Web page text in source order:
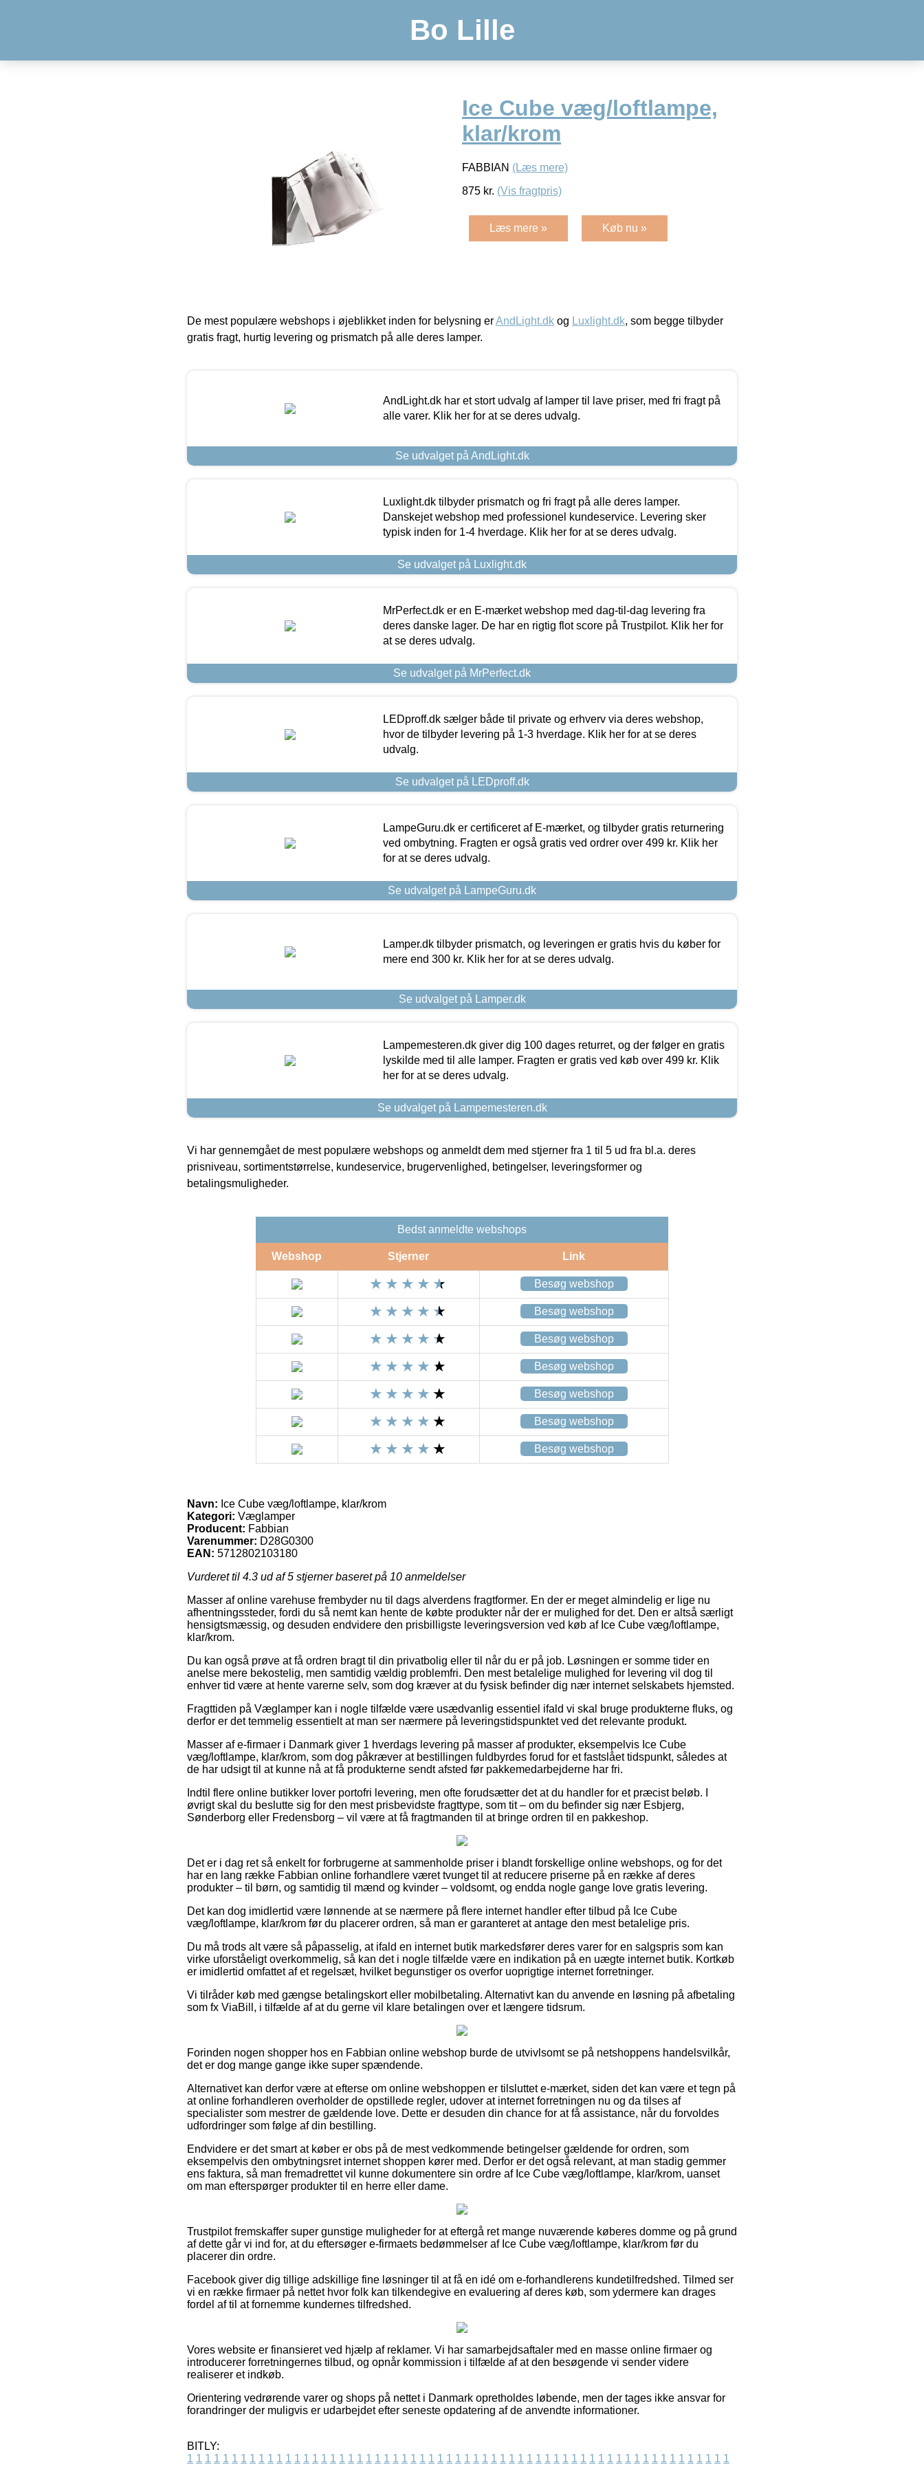
Bo Lille
Ice Cube væg/loftlampe,
klar/krom
FABBIAN (Læs mere)
875 kr. (Vis fragtpris)
Læs mere » Køb nu »
De mest populære webshops i øjeblikket inden for belysning erAndLight.dk og Luxlight.dk, som begge tilbyder
gratis fragt, hurtig levering og prismatch på alle deres lamper.
AndLight.dk har et stort udvalg af lamper til lave priser, med fri fragt på
alle varer. Klik her for at se deres udvalg.
Se udvalget på AndLight.dk
Luxlight.dk tilbyder prismatch og fri fragt på alle deres lamper.
Danskejet webshop med professionel kundeservice. Levering sker
typisk inden for 1-4 hverdage. Klik her for at se deres udvalg.
Se udvalget på Luxlight.dk
MrPerfect.dk er en E-mærket webshop med dag-til-dag levering fra
deres danske lager. De har en rigtig flot score på Trustpilot. Klik her for
at se deres udvalg.
Se udvalget på MrPerfect.dk
LEDproff.dk sælger både til private og erhverv via deres webshop,
hvor de tilbyder levering på 1-3 hverdage. Klik her for at se deres
udvalg.
Se udvalget på LEDproff.dk
LampeGuru.dk er certificeret af E-mærket, og tilbyder gratis returnering
ved ombytning. Fragten er også gratis ved ordrer over 499 kr. Klik her
for at se deres udvalg.
Se udvalget på LampeGuru.dk
Lamper.dk tilbyder prismatch, og leveringen er gratis hvis du køber for
mere end 300 kr. Klik her for at se deres udvalg.
Se udvalget på Lamper.dk
Lampemesteren.dk giver dig 100 dages returret, og der følger en gratis
lyskilde med til alle lamper. Fragten er gratis ved køb over 499 kr. Klik
her for at se deres udvalg.
Se udvalget på Lampemesteren.dk
Vi har gennemgået de mest populære webshops og anmeldt dem med stjerner fra 1 til 5 ud fra bl.a. deres
prisniveau, sortimentstørrelse, kundeservice, brugervenlighed, betingelser, leveringsformer og
betalingsmuligheder.
Bedst anmeldte webshops
Webshop Stjerner Link
Besøg webshop
Besøg webshop
Besøg webshop
Besøg webshop
Besøg webshop
Besøg webshop
Besøg webshop
Navn: Ice Cube væg/loftlampe, klar/krom
Kategori: Væglamper
Producent: Fabbian
Varenummer: D28G0300
EAN: 5712802103180
Vurderet til 4.3 ud af 5 stjerner baseret på 10 anmeldelser
Masser af online varehuse frembyder nu til dags alverdens fragtformer. En der er meget almindelig er lige nu
afhentningssteder, fordi du så nemt kan hente de købte produkter når der er mulighed for det. Den er altså særligt
hensigtsmæssig, og desuden endvidere den prisbilligste leveringsversion ved køb af Ice Cube væg/loftlampe,
klar/krom.
Du kan også prøve at få ordren bragt til din privatbolig eller til når du er på job. Løsningen er somme tider en
anelse mere bekostelig, men samtidig vældig problemfri. Den mest betalelige mulighed for levering vil dog til
enhver tid være at hente varerne selv, som dog kræver at du fysisk befinder dig nær internet selskabets hjemsted.
Fragttiden på Væglamper kan i nogle tilfælde være usædvanlig essentiel ifald vi skal bruge produkterne fluks, og
derfor er det temmelig essentielt at man ser nærmere på leveringstidspunktet ved det relevante produkt.
Masser af e-firmaer i Danmark giver 1 hverdags levering på masser af produkter, eksempelvis Ice Cube
væg/loftlampe, klar/krom, som dog påkræver at bestillingen fuldbyrdes forud for et fastslået tidspunkt, således at
de har udsigt til at kunne nå at få produkterne sendt afsted før pakkemedarbejderne har fri.
Indtil flere online butikker lover portofri levering, men ofte forudsætter det at du handler for et præcist beløb. I
øvrigt skal du beslutte sig for den mest prisbevidste fragttype, som tit – om du befinder sig nær Esbjerg,
Sønderborg eller Fredensborg – vil være at få fragtmanden til at bringe ordren til en pakkeshop.
Det er i dag ret så enkelt for forbrugerne at sammenholde priser i blandt forskellige online webshops, og for det
har en lang række Fabbian online forhandlere været tvunget til at reducere priserne på en række af deres
produkter – til børn, og samtidig til mænd og kvinder – voldsomt, og endda nogle gange love gratis levering.
Det kan dog imidlertid være lønnende at se nærmere på flere internet handler efter tilbud på Ice Cube
væg/loftlampe, klar/krom før du placerer ordren, så man er garanteret at antage den mest betalelige pris.
Du må trods alt være så påpasselig, at ifald en internet butik markedsfører deres varer for en salgspris som kan
virke uforståeligt overkommelig, så kan det i nogle tilfælde være en indikation på en uægte internet butik. Kortkøb
er imidlertid omfattet af et regelsæt, hvilket begunstiger os overfor uoprigtige internet forretninger.
Vi tilråder køb med gængse betalingskort eller mobilbetaling. Alternativt kan du anvende en løsning på afbetaling
som fx ViaBill, i tilfælde af at du gerne vil klare betalingen over et længere tidsrum.
Forinden nogen shopper hos en Fabbian online webshop burde de utvivlsomt se på netshoppens handelsvilkår,
det er dog mange gange ikke super spændende.
Alternativet kan derfor være at efterse om online webshoppen er tilsluttet e-mærket, siden det kan være et tegn på
at online forhandleren overholder de opstillede regler, udover at internet forretningen nu og da tilses af
specialister som mestrer de gældende love. Dette er desuden din chance for at få assistance, når du forvoldes
udfordringer som følge af din bestilling.
Endvidere er det smart at køber er obs på de mest vedkommende betingelser gældende for ordren, som
eksempelvis den ombytningsret internet shoppen kører med. Derfor er det også relevant, at man stadig gemmer
ens faktura, så man fremadrettet vil kunne dokumentere sin ordre af Ice Cube væg/loftlampe, klar/krom, uanset
om man efterspørger produkter til en herre eller dame.
Trustpilot fremskaffer super gunstige muligheder for at eftergå ret mange nuværende køberes domme og på grund
af dette går vi ind for, at du eftersøger e-firmaets bedømmelser af Ice Cube væg/loftlampe, klar/krom før du
placerer din ordre.
Facebook giver dig tillige adskillige fine løsninger til at få en idé om e-forhandlerens kundetilfredshed. Tilmed ser
vi en række firmaer på nettet hvor folk kan tilkendegive en evaluering af deres køb, som ydermere kan drages
fordel af til at fornemme kundernes tilfredshed.
Vores website er finansieret ved hjælp af reklamer. Vi har samarbejdsaftaler med en masse online firmaer og
introducerer forretningernes tilbud, og opnår kommission i tilfælde af at den besøgende vi sender videre
realiserer et indkøb.
Orientering vedrørende varer og shops på nettet i Danmark opretholdes løbende, men der tages ikke ansvar for
forandringer der muligvis er udarbejdet efter seneste opdatering af de anvendte informationer.
BITLY:
1 1 1 1 1 1 1 1 1 1 1 1 1 1 1 1 1 1 1 1 1 1 1 1 1 1 1 1 1 1 1 1 1 1 1 1 1 1 1 1 1 1 1 1 1 1 1 1 1 1 1 1 1 1 1 1 1 1 1 1 1